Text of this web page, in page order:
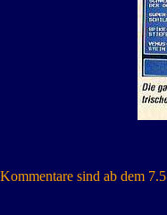
Kommentare sind ab dem